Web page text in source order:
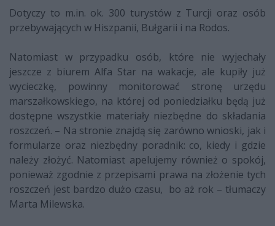
Dotyczy to m.in. ok. 300 turystów z Turcji oraz osób
przebywających w Hiszpanii, Bułgarii i na Rodos.
Natomiast w przypadku osób, które nie wyjechały
jeszcze z biurem Alfa Star na wakacje, ale kupiły już
wycieczkę, powinny monitorować stronę urzędu
marszałkowskiego, na której od poniedziałku będą już
dostępne wszystkie materiały niezbędne do składania
roszczeń. – Na stronie znajdą się zarówno wnioski, jak i
formularze oraz niezbędny poradnik: co, kiedy i gdzie
należy złożyć. Natomiast apelujemy również o spokój,
ponieważ zgodnie z przepisami prawa na złożenie tych
roszczeń jest bardzo dużo czasu, bo aż rok – tłumaczy
Marta Milewska.